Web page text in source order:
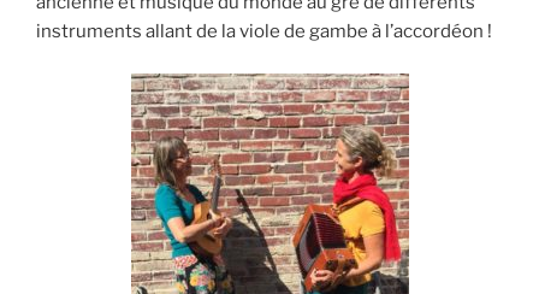
instruments allant de la viole de gambe à l’accordéon !